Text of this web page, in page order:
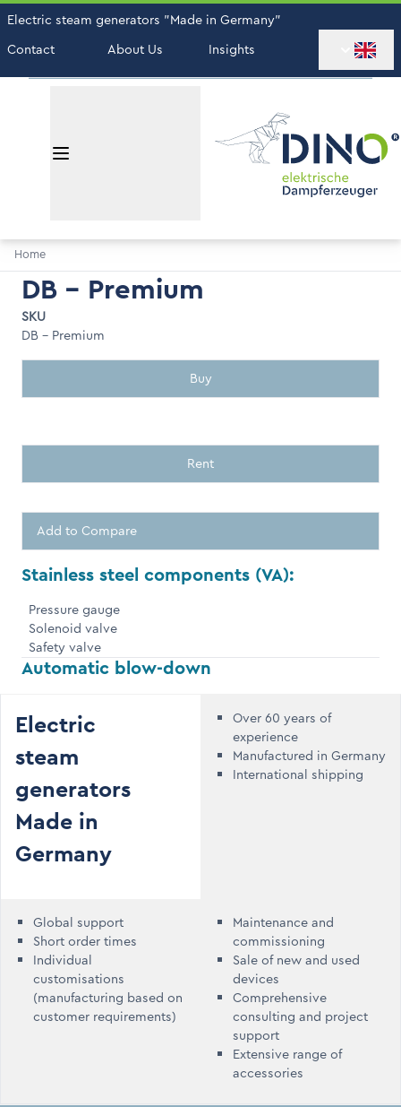
Electric steam generators "Made in Germany"
Contact
About Us Insights
Home
DB - Premium
SKU
DB - Premium
Buy
Rent
Add to Compare
Stainless steel components (VA):
Pressure gauge
Solenoid valve
Safety valve
Automatic blow-down
Electric
steam
generators
Made in
Germany
Over 60 years of
experience
Manufactured in Germany
International shipping
Global support
Short order times
Individual
customisations
(manufacturing based on
customer requirements)
Maintenance and
commissioning
Sale of new and used
devices
Comprehensive
consulting and project
support
Extensive range of
accessories